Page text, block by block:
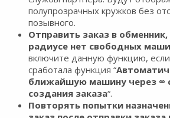
полупрозрачных кружков без
позывного.
Отправить заказ в
радиусе нет свободных
включите данную функцию,
сработала функция “
ближайшую машину через ∞
создания заказа“.
Повторять попытки